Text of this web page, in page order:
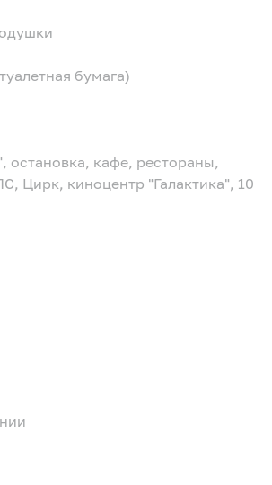
бумага)
остановка, кафе, рестораны,
Цирк, киноцентр "Галактика", 10